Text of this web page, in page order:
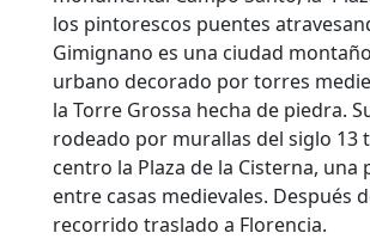
los pintorescos puentes
Gimignano es una ciudad
urbano decorado por torres
la Torre Grossa hecha de piedra.
rodeado por murallas del siglo 13
centro la Plaza de la Cisterna,
entre casas medievales. Después
recorrido traslado a Florencia.